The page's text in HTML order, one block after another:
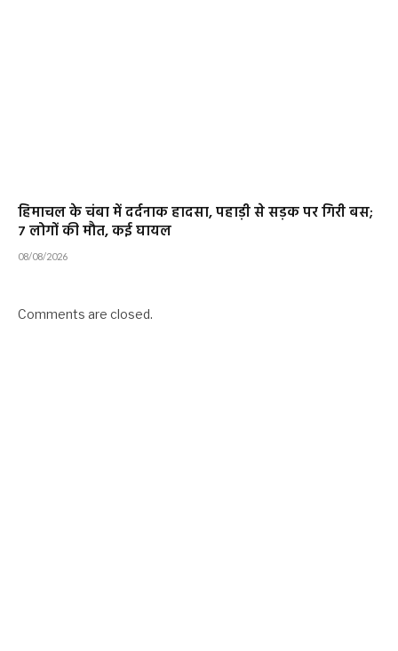
हिमाचल के चंबा में दर्दनाक हादसा, पहाड़ी से सड़क पर गिरी बस;
7 लोगों की मौत, कई घायल
08/08/2026
Comments are closed.